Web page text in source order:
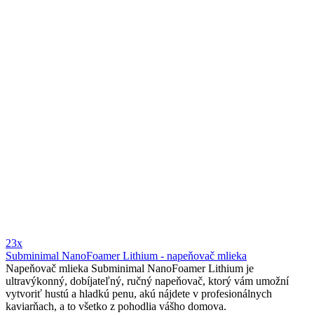
23x
Subminimal NanoFoamer Lithium - napeňovač mlieka
Napeňovač mlieka Subminimal NanoFoamer Lithium je
ultravýkonný, dobíjateľný, ručný napeňovač, ktorý vám umožní
vytvoriť hustú a hladkú penu, akú nájdete v profesionálnych
kaviarňach, a to všetko z pohodlia vášho domova.